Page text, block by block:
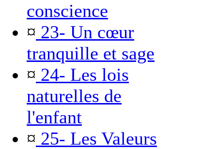
conscience
¤ 23- Un cœur
tranquille et sage
¤ 24- Les lois
naturelles de
l'enfant
¤ 25- Les Valeurs